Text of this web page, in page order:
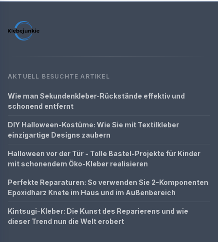
AKTUELL BESUCHTE ARTIKEL
Wie man Sekundenkleber-Rückstände effektiv und
schonend entfernt
DIY Halloween-Kostüme: Wie Sie mit Textilkleber
einzigartige Designs zaubern
Halloween vor der Tür - Tolle Bastel-Projekte für Kinder
mit schonendem Öko-Kleber realisieren
Perfekte Reparaturen: So verwenden Sie 2-Komponenten
Epoxidharz Knete im Haus und im Außenbereich
Kintsugi-Kleber: Die Kunst des Reparierens und wie
dieser Trend nun die Welt erobert